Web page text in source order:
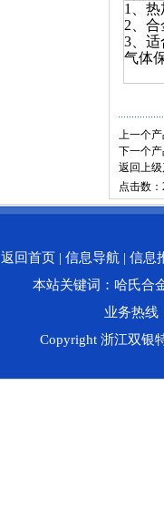
1、
2、
3、
气体
上一个产
下一个
返回上
点击数
返回首页| 信息导航 | 信息
本站关键词： 哈氏合
业务热线
Copyright 浙江双银